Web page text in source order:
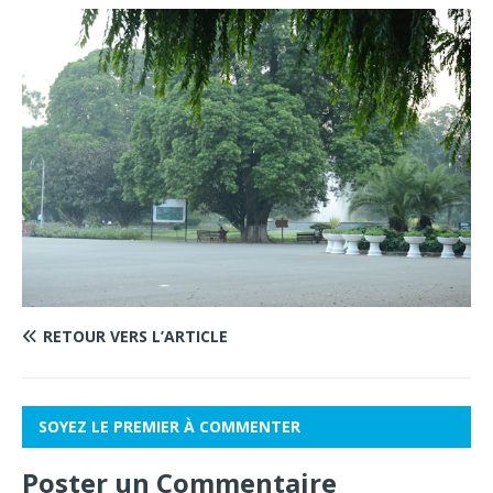
RETOUR VERS L’ARTICLE
SOYEZ LE PREMIER À COMMENTER
Poster un Commentaire